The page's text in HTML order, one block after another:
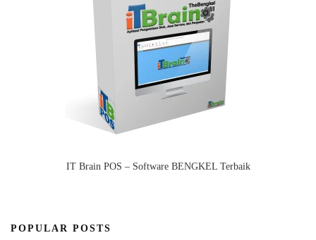
IT Brain POS – Software BENGKEL Terbaik
POPULAR POSTS